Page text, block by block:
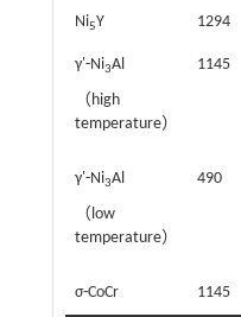
Ni5Y 1294
γ'-Ni3Al
（high
temperature）
1145
γ'-Ni3Al
（low
temperature）
490
σ-CoCr 1145